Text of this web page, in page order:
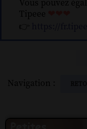
Vous pouvez
Tipeee
👉
Navigation :